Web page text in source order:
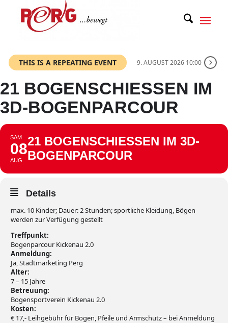
THIS IS A REPEATING EVENT 9. AUGUST 2026 10:00
21 BOGENSCHIESSEN IM 3
D-BOGENPARCOUR
SAM
08
AUG
21 BOGENSCHIESSEN IM 3D-B
OGENPARCOUR
Details
max. 10 Kinder; Dauer: 2 Stunden; sportliche Kleidung, Bögen
werden zur Verfügung gestellt
Treffpunkt:
Bogenparcour Kickenau 2.0
Anmeldung:
Ja, Stadtmarketing Perg
Alter:
7 – 15 Jahre
Betreuung:
Bogensportverein Kickenau 2.0
Kosten:
€ 17,- Leihgebühr für Bogen, Pfeile und Armschutz – bei Anmeldung